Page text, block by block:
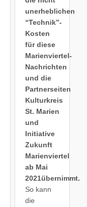
unerheblichen
“Technik”-
Kosten
für diese
Marienviertel-
Nachrichten
und die
Partnerseiten
Kulturkreis
St. Marien
und
Initiative
Zukunft
Marienviertel
ab Mai
2021übernimmt.
So kann
die